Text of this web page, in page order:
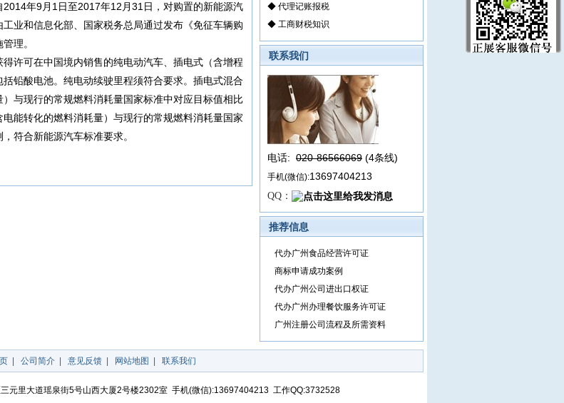
年9月1日至2017年12月31日，对购置的新能源汽
业和信息化部、国家税务总局通过发布《免征车辆购
理。
许可在中国境内销售的纯电动汽车、插电式（含增程
铅酸电池。纯电动续驶里程须符合要求。插电式混合
与现行的常规燃料消耗量国家标准中对应目标值相比
能转化的燃料消耗量）与现行的常规燃料消耗量国家
符合新能源汽车标准要求。
◆ 代理记账报税
◆ 工商财税知识
联系我们
电话: 020-86566069 (4条线)
手机(微信):13697404213
QQ：
推荐信息
代办广州食品经营许可证
商标申请成功案例
代办广州公司进出口权证
代办广州办理餐饮服务许可证
广州注册公司流程及所需资料
| 公司简介 | 意见反馈 | 网站地图 | 联系我们
元里大道瑶泉街5号山西大厦2号楼2302室 手机(微信):13697404213 工作QQ:3732528